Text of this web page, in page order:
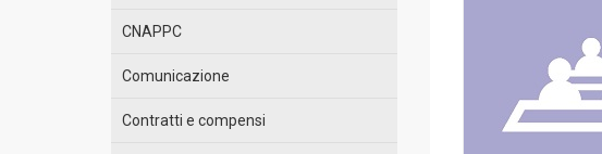
CNAPPC
Comunicazione
Contratti e compensi